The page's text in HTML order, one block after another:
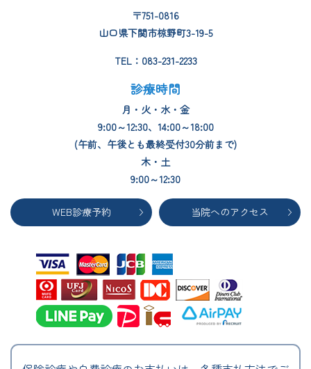
〒751-0816
山口県下関市椋野町3-19-5
TEL：083-231-2233
診療時間
月・火・水・金
9:00～12:30、14:00～18:00
(午前、午後とも最終受付30分前まで)
木・土
9:00～12:30
WEB診療予約 当院へのアクセス